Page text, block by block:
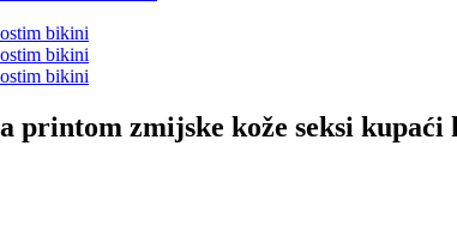
printom zmijske kože seksi